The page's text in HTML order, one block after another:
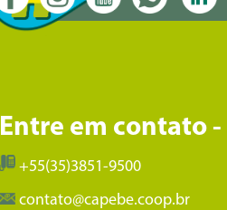
Entre em contato
+55(35)3851-9500
contato@capebe.coop.br